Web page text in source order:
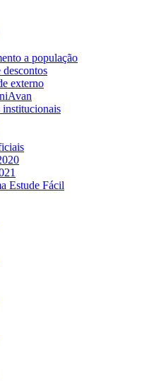
a população
descontos
externo
Estude Fácil